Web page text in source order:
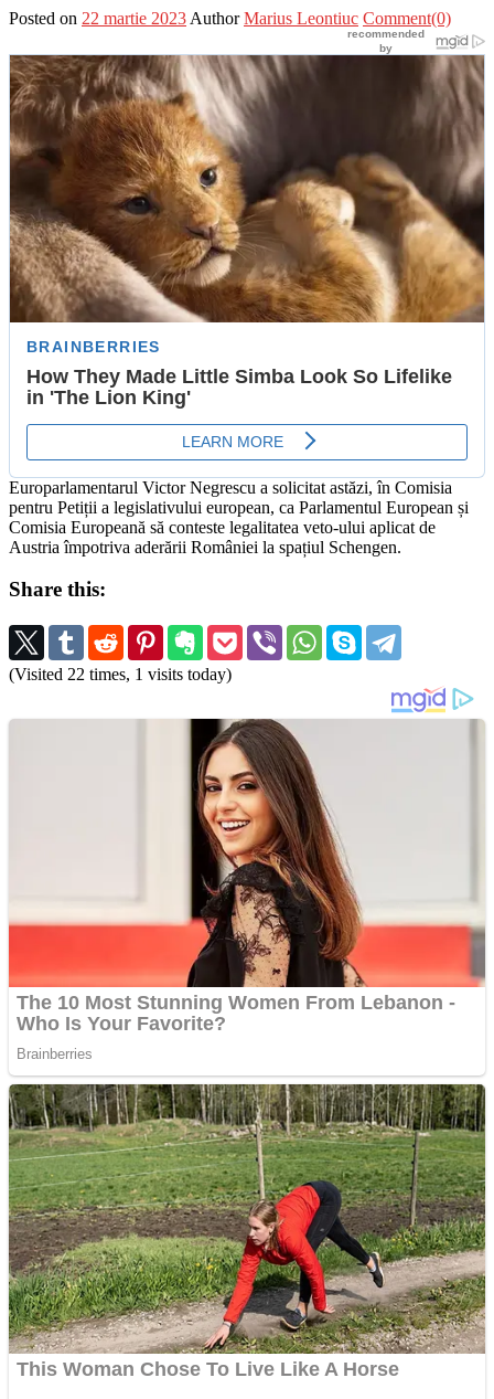
Posted on 22 martie 2023 Author Marius Leontiuc Comment(0)
Europarlamentarul Victor Negrescu a solicitat astăzi, în Comisia
pentru Petiții a legislativului european, ca Parlamentul European și
Comisia Europeană să conteste legalitatea veto-ului aplicat de
Austria împotriva aderării României la spațiul Schengen.
Share this:
(Visited 22 times, 1 visits today)